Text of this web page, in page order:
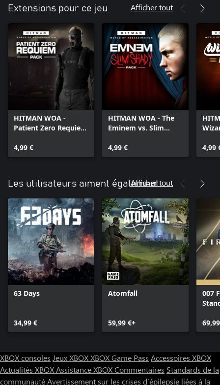
Extensions pour ce jeu Afficher tout
HITMAN WOA -
Patient Zero Requiem
4,99 €
HITMAN WOA - The
Eminem vs. Slim
4,99 €
4,99
Les utilisateurs aiment également
Afficher tout
63 Days
34,99 €
Atomfall
59,99 €+
007
XBOX consoles Jeux XBOXXBOX Game Pass Accessoires XBOX
Actualités XBOXAssistance XBOXCommentaires Standards de la
communautéAvertissement sur les crises d’épilepsie liées à la